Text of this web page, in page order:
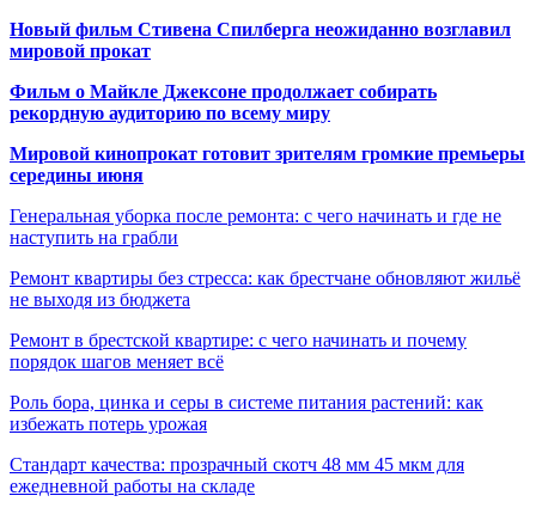
Новый фильм Стивена Спилберга неожиданно возглавил
мировой прокат
Фильм о Майкле Джексоне продолжает собирать
рекордную аудиторию по всему миру
Мировой кинопрокат готовит зрителям громкие премьеры
середины июня
Генеральная уборка после ремонта: с чего начинать и где не
наступить на грабли
Ремонт квартиры без стресса: как брестчане обновляют жильё
не выходя из бюджета
Ремонт в брестской квартире: с чего начинать и почему
порядок шагов меняет всё
Роль бора, цинка и серы в системе питания растений: как
избежать потерь урожая
Стандарт качества: прозрачный скотч 48 мм 45 мкм для
ежедневной работы на складе